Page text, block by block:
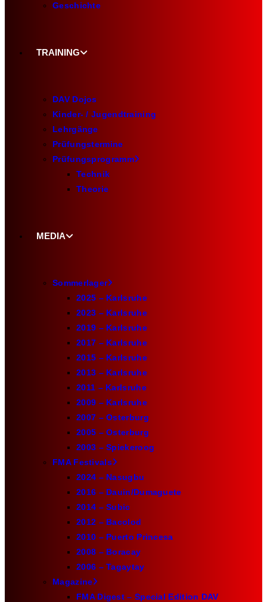
Geschichte
TRAINING
DAV Dojos
Kinder- / Jugendtraining
Lehrgänge
Prüfungstermine
Prüfungsprogramm
Technik
Theorie
MEDIA
Sommerlager
2025 – Karlsruhe
2023 – Karlsruhe
2019 – Karlsruhe
2017 – Karlsruhe
2015 – Karlsruhe
2013 – Karlsruhe
2011 – Karlsruhe
2009 – Karlsruhe
2007 – Osterburg
2005 – Osterburg
2003 – Spiekeroog
FMA Festivals
2024 – Nasugbu
2016 – Dauin/Dumaguete
2014 – Subic
2012 – Bacolod
2010 – Puerto Princesa
2008 – Boracay
2006 – Tagaytay
Magazine
FMA Digest – Special Edition DAV